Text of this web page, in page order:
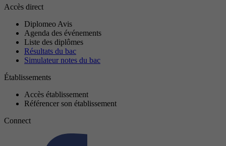
Accès direct
Diplomeo Avis
Agenda des événements
Liste des diplômes
Résultats du bac
Simulateur notes du bac
Établissements
Accès établissement
Référencer son établissement
Connect